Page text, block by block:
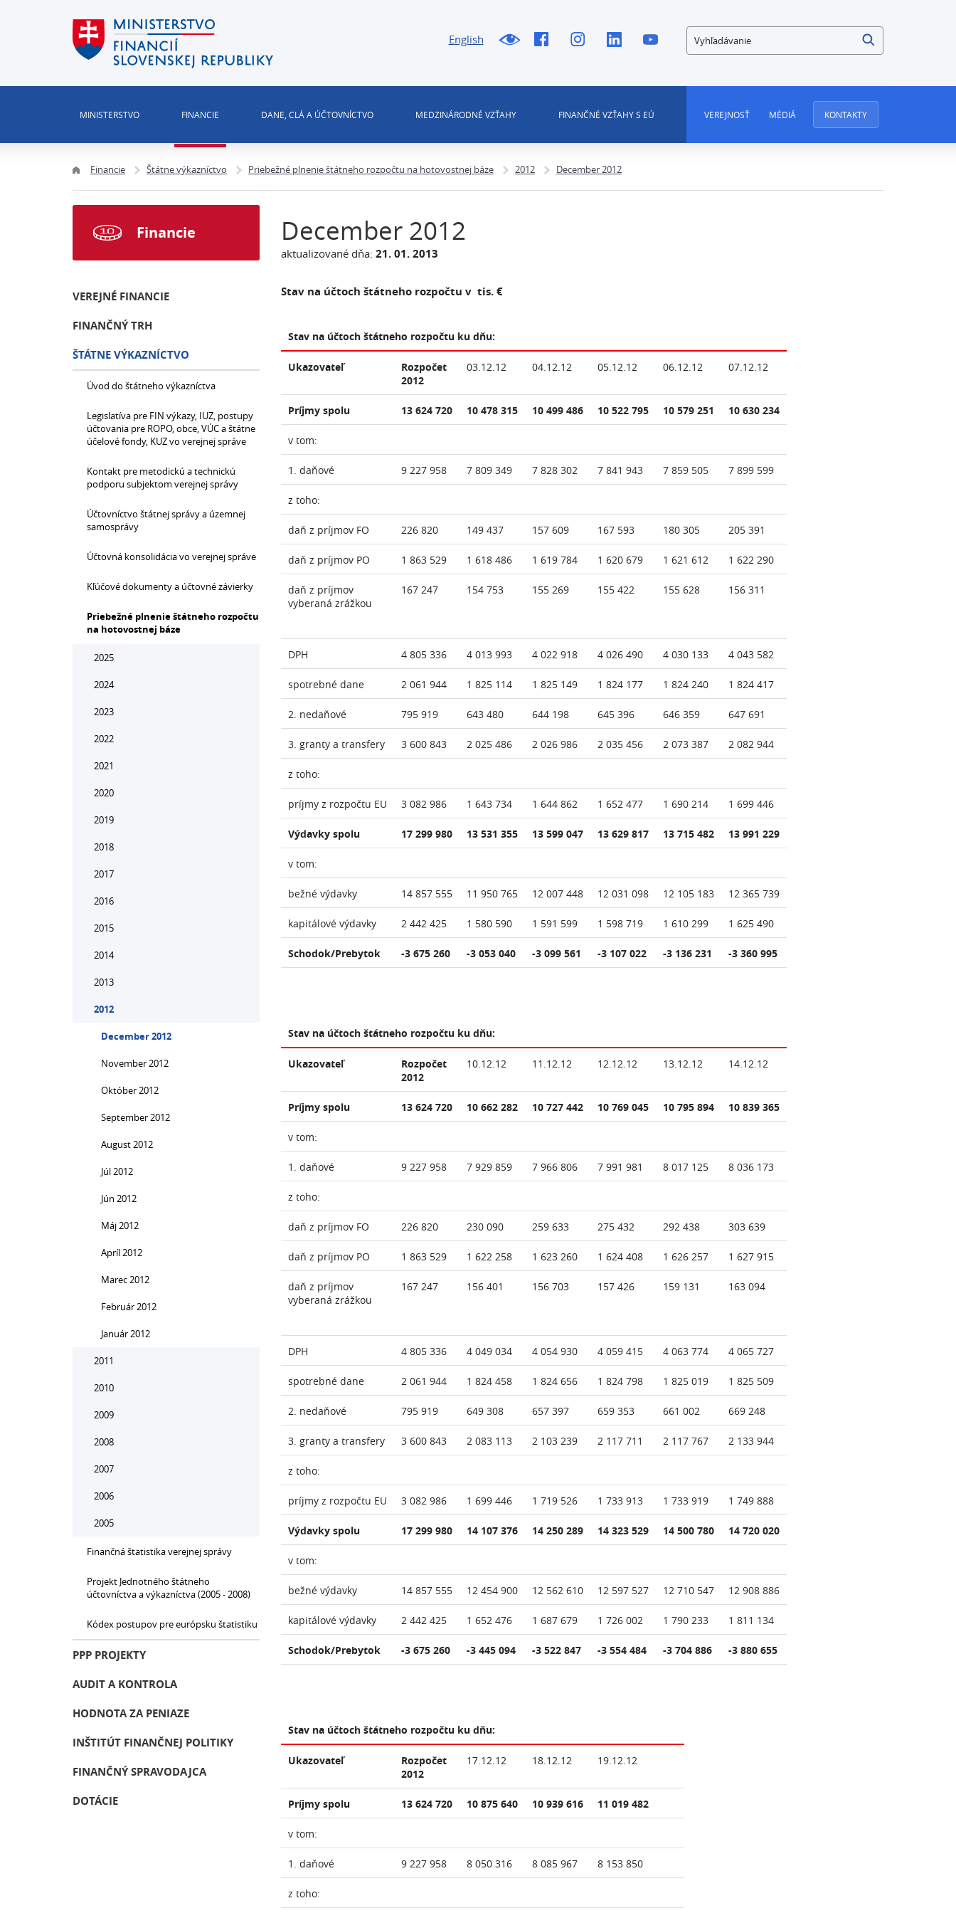
English Vyhľadávanie
MINISTERSTVO FINANCIE DANE, CLÁ A ÚČTOVNÍCTVO MEDZINÁRODNÉ VZŤAHY FINANČNÉ VZŤAHY S EÚ VEREJNOSŤ MÉDIÁ KONTAKTY
Financie Štátne výkazníctvo Priebežné plnenie štátneho rozpočtu na hotovostnej báze 2012 December 2012
December 2012
aktualizované dňa: 21. 01. 2013
Stav na účtoch štátneho rozpočtu v tis. €
Stav na účtoch štátneho rozpočtu ku dňu:
Ukazovateľ
Rozpočet
2012
03.12.12 04.12.12 05.12.12 06.12.12 07.12.12
Príjmy spolu 13 624 720 10 478 315 10 499 486 10 522 795 10 579 251 10 630 234
v tom:
1. daňové 9 227 958 7 809 349 7 828 302 7 841 943 7 859 505 7 899 599
z toho:
daň z príjmov FO 226 820 149 437 157 609 167 593 180 305 205 391
daň z príjmov PO 1 863 529 1 618 486 1 619 784 1 620 679 1 621 612 1 622 290
daň z príjmov
vyberaná zrážkou
167 247 154 753 155 269 155 422 155 628 156 311
DPH 4 805 336 4 013 993 4 022 918 4 026 490 4 030 133 4 043 582
spotrebné dane 2 061 944 1 825 114 1 825 149 1 824 177 1 824 240 1 824 417
2. nedaňové 795 919 643 480 644 198 645 396 646 359 647 691
3. granty a transfery 3 600 843 2 025 486 2 026 986 2 035 456 2 073 387 2 082 944
z toho:
príjmy z rozpočtu EU 3 082 986 1 643 734 1 644 862 1 652 477 1 690 214 1 699 446
Výdavky spolu 17 299 980 13 531 355 13 599 047 13 629 817 13 715 482 13 991 229
v tom:
bežné výdavky 14 857 555 11 950 765 12 007 448 12 031 098 12 105 183 12 365 739
kapitálové výdavky 2 442 425 1 580 590 1 591 599 1 598 719 1 610 299 1 625 490
Schodok/Prebytok -3 675 260 -3 053 040 -3 099 561 -3 107 022 -3 136 231 -3 360 995
Stav na účtoch štátneho rozpočtu ku dňu:
Ukazovateľ
Rozpočet
2012
10.12.12 11.12.12 12.12.12 13.12.12 14.12.12
Príjmy spolu 13 624 720 10 662 282 10 727 442 10 769 045 10 795 894 10 839 365
v tom:
1. daňové 9 227 958 7 929 859 7 966 806 7 991 981 8 017 125 8 036 173
z toho:
daň z príjmov FO 226 820 230 090 259 633 275 432 292 438 303 639
daň z príjmov PO 1 863 529 1 622 258 1 623 260 1 624 408 1 626 257 1 627 915
daň z príjmov
vyberaná zrážkou
167 247 156 401 156 703 157 426 159 131 163 094
DPH 4 805 336 4 049 034 4 054 930 4 059 415 4 063 774 4 065 727
spotrebné dane 2 061 944 1 824 458 1 824 656 1 824 798 1 825 019 1 825 509
2. nedaňové 795 919 649 308 657 397 659 353 661 002 669 248
3. granty a transfery 3 600 843 2 083 113 2 103 239 2 117 711 2 117 767 2 133 944
z toho:
príjmy z rozpočtu EU 3 082 986 1 699 446 1 719 526 1 733 913 1 733 919 1 749 888
Výdavky spolu 17 299 980 14 107 376 14 250 289 14 323 529 14 500 780 14 720 020
v tom:
bežné výdavky 14 857 555 12 454 900 12 562 610 12 597 527 12 710 547 12 908 886
kapitálové výdavky 2 442 425 1 652 476 1 687 679 1 726 002 1 790 233 1 811 134
Schodok/Prebytok -3 675 260 -3 445 094 -3 522 847 -3 554 484 -3 704 886 -3 880 655
Stav na účtoch štátneho rozpočtu ku dňu:
Ukazovateľ
Rozpočet
2012
17.12.12 18.12.12 19.12.12
Príjmy spolu 13 624 720 10 875 640 10 939 616 11 019 482
v tom:
1. daňové 9 227 958 8 050 316 8 085 967 8 153 850
z toho:
Financie
VEREJNÉ FINANCIE
FINANČNÝ TRH
ŠTÁTNE VÝKAZNÍCTVO
Úvod do štátneho výkazníctva
Legislatíva pre FIN výkazy, IUZ, postupy
účtovania pre ROPO, obce, VÚC a štátne
účelové fondy, KUZ vo verejnej správe
Kontakt pre metodickú a technickú
podporu subjektom verejnej správy
Účtovníctvo štátnej správy a územnej
samosprávy
Účtovná konsolidácia vo verejnej správe
Kľúčové dokumenty a účtovné závierky
Priebežné plnenie štátneho rozpočtu
na hotovostnej báze
2025
2024
2023
2022
2021
2020
2019
2018
2017
2016
2015
2014
2013
2012
December 2012
November 2012
Október 2012
September 2012
August 2012
Júl 2012
Jún 2012
Máj 2012
Apríl 2012
Marec 2012
Február 2012
Január 2012
2011
2010
2009
2008
2007
2006
2005
Finančná štatistika verejnej správy
Projekt Jednotného štátneho
účtovníctva a výkazníctva (2005 - 2008)
Kódex postupov pre európsku štatistiku
PPP PROJEKTY
AUDIT A KONTROLA
HODNOTA ZA PENIAZE
INŠTITÚT FINANČNEJ POLITIKY
FINANČNÝ SPRAVODAJCA
DOTÁCIE